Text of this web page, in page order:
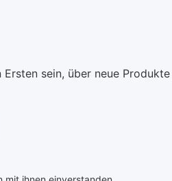
sein, über neue